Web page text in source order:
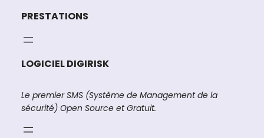
PRESTATIONS
LOGICIEL DIGIRISK
Le premier SMS (Système de Management de la
sécurité) Open Source et Gratuit.